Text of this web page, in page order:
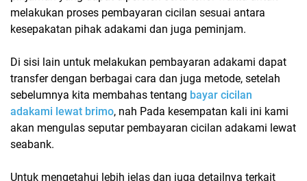
melakukan proses pembayaran cicilan sesuai antara
kesepakatan pihak adakami dan juga peminjam.
Di sisi lain untuk melakukan pembayaran adakami dapat
transfer dengan berbagai cara dan juga metode, setelah
sebelumnya kita membahas tentang bayar cicilan
adakami lewat brimo, nah Pada kesempatan kali ini kami
akan mengulas seputar pembayaran cicilan adakami lewat
seabank.
Untuk mengetahui lebih jelas dan juga detailnya terkait